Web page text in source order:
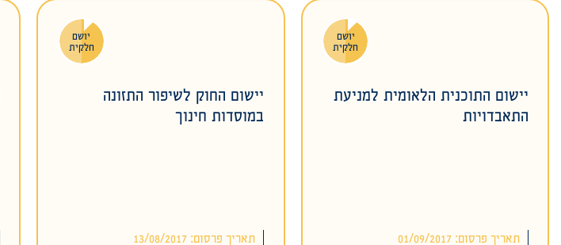
יושם
חלקית
יישום התוכנית הלאומית למניעת
התאבדויות
תאריך פרסום: 01/09/2017
יושם
חלקית
יישום החוק לשיפור התזונה
במוסדות חינוך
תאריך פרסום: 13/08/2017